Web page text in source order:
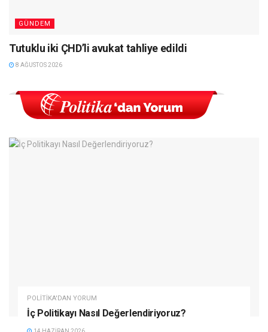
GÜNDEM
Tutuklu iki ÇHD’li avukat tahliye edildi
8 AĞUSTOS 2026
POLITIKA'DAN YORUM
İç Politikayı Nasıl Değerlendiriyoruz?